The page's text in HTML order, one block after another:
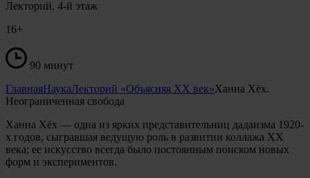
Лекторий, 4-й этаж
16+
90 минут
ГлавнаяНаукаЛекторий «Объясняя XX век»Ханна Хёх.
Неограниченная свобода
Ханна Хёх — одна из ярких представительниц дадаизма 1920-
х годов, сыгравшая ведущую роль в развитии коллажа XX
века; ее искусство всегда было постоянным поиском новых
форм и экспериментов.